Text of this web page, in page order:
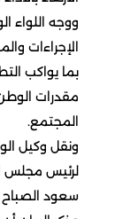
ووجه اللواء
الإجراءات
بما يواكب
مقدرات
المجتمع.
ونقل وكيل
لرئيس مجلس
سعود الصباح